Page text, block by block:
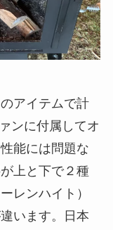
アイテムで計
ンに付属してオ
能には問題な
上と下で２種
レンハイト）
います。日本